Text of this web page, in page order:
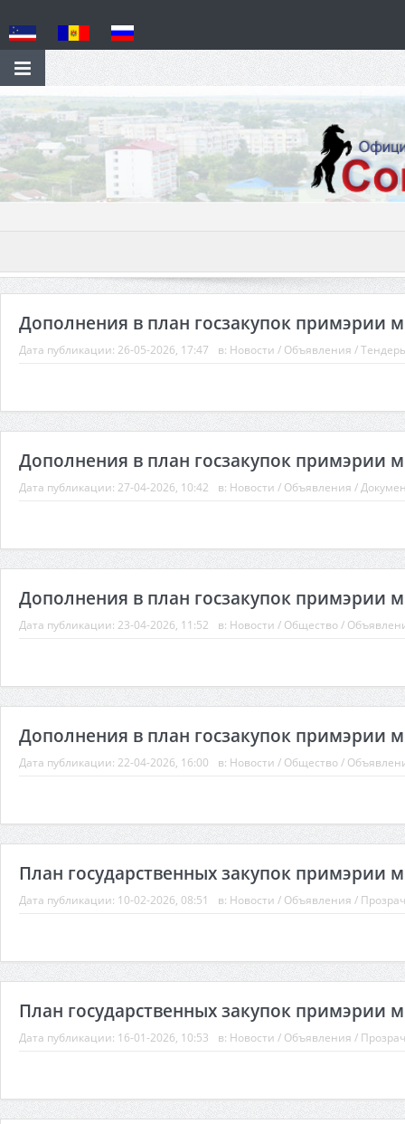
Дополнения в план госзакупок примэрии
Дата публикации: 26-05-2026, 17:47 в: Новости / Объявления /
Дополнения в план госзакупок примэрии
Дата публикации: 27-04-2026, 10:42 в: Новости / Объявления /
Дополнения в план госзакупок примэрии
Дата публикации: 23-04-2026, 11:52 в: Новости / Общество/
Дополнения в план госзакупок примэрии
Дата публикации: 22-04-2026, 16:00 в: Новости / Общество/
План государственных закупок примэрии
Дата публикации: 10-02-2026, 08:51 в: Новости / Объявления /
План государственных закупок примэрии
Дата публикации: 16-01-2026, 10:53 в: Новости / Объявления /